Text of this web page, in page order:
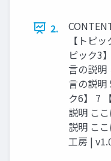
2.
【トピ
ピック3
言の説明
言の説明
ク6】 7
説明 こ
説明 こ
工房 |